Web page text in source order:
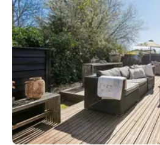
42,
2740
Skovlunde